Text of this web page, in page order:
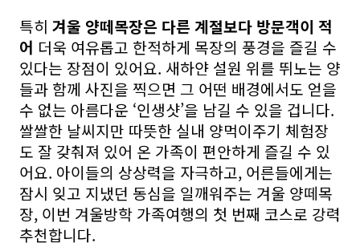
특히 겨울 양떼목장은 다른 계절보다 방문객이 적
어 더욱 여유롭고 한적하게 목장의 풍경을 즐길 수
있다는 장점이 있어요. 새하얀 설원 위를 뛰노는 양
들과 함께 사진을 찍으면 그 어떤 배경에서도 얻을
수 없는 아름다운 ‘인생샷’을 남길 수 있을 겁니다.
쌀쌀한 날씨지만 따뜻한 실내 양먹이주기 체험장
도 잘 갖춰져 있어 온 가족이 편안하게 즐길 수 있
어요. 아이들의 상상력을 자극하고, 어른들에게는
잠시 잊고 지냈던 동심을 일깨워주는 겨울 양떼목
장, 이번 겨울방학 가족여행의 첫 번째 코스로 강력
추천합니다.